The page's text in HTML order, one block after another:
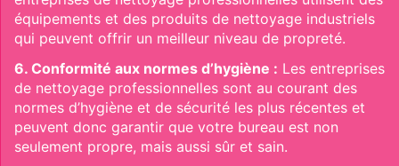
équipements et des produits de nettoyage industriels
qui peuvent offrir un meilleur niveau de propreté.
6. Conformité aux normes d’hygiène : Les entreprises
de nettoyage professionnelles sont au courant des
normes d’hygiène et de sécurité les plus récentes et
peuvent donc garantir que votre bureau est non
seulement propre, mais aussi sûr et sain.